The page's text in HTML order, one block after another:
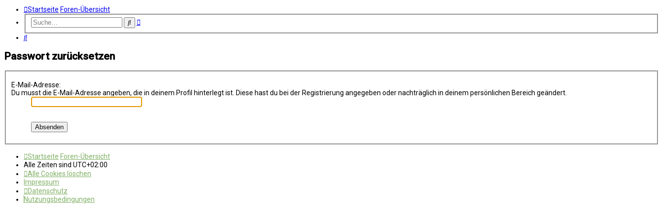
Startseite Foren-Übersicht
SucheErweiterte
Suche
Passwort zurücksetzen
E-Mail-Adresse:
Du musst die E-Mail-Adresse angeben, die in deinem Profil hinterlegt ist. Diese hast du bei der Registrierung angegeben oder nachträglich in deinem persönlichen Bereich geändert.
Startseite Foren-Übersicht
Alle Zeiten sind UTC+02:00
Alle Cookies löschen
Impressum
Datenschutz
Nutzungsbedingungen